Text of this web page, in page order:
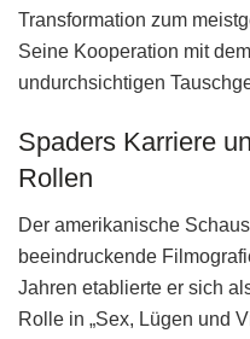
Transformation zum
Seine Kooperation mit
undurchsichtigen
Spaders Karriere
Rollen
Der amerikanische
beeindruckende
Jahren etablierte er sich
Rolle in „Sex, Lügen und